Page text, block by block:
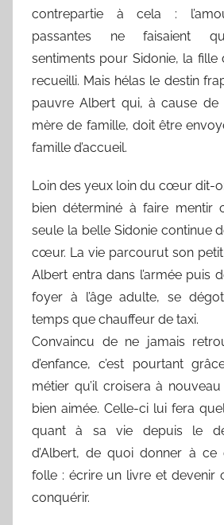
contrepartie à cela :
passantes ne faisaient
sentiments pour Sidonie, la fille
recueilli. Mais hélas le destin
pauvre Albert qui, à cause de
mère de famille, doit être
famille d’accueil.
Loin des yeux loin du cœur dit-
bien déterminé à faire mentir
seule la belle Sidonie continue
cœur. La vie parcourut son
Albert entra dans l’armée puis
foyer à l’âge adulte, se
temps que chauffeur de taxi.
Convaincu de ne jamais
d’enfance, c’est pourtant
métier qu’il croisera à
bien aimée. Celle-ci lui fera
quant à sa vie depuis le
d’Albert, de quoi donner à ce
folle : écrire un livre et devenir
conquérir.